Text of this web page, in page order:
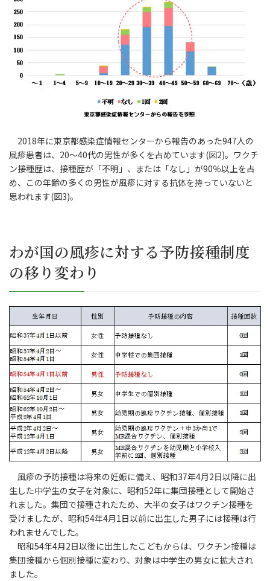
2018年に東京都感染症情報センターから報告のあった947人の
風疹患者は、20～40代の男性が多くを占めています(図2)。ワクチ
ン接種歴は、接種歴が「不明」、または「なし」が90％以上を占
め、この年齢の多くの男性が風疹に対する抗体を持っていないと
思われます(図3)。
わが国の風疹に対する予防接種制度
の移り変わり
風疹の予防接種は将来の妊娠に備え、昭和37年4月2日以降に出
生した中学生の女子を対象に、昭和52年に集団接種として開始さ
れました。集団で接種されたため、大半の女子はワクチン接種を
受けましたが、昭和54年4月1日以前に出生した男子には接種は行
われませんでした。
昭和54年4月2日以後に出生したこどもからは、ワクチン接種は
集団接種から個別接種に変わり、対象は中学生の男女に拡大され
ました。